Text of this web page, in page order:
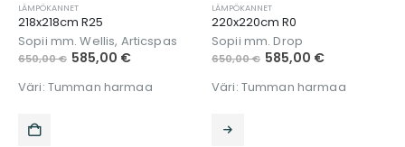
LÄMPÖKANNET
218x218cm R25
Sopii mm. Wellis, Articspas
650,00€ 585,00 €
Väri: Tumman harmaa
LÄMPÖKANNET
220x220cm R0
Sopii mm. Drop
650,00€ 585,00 €
Väri: Tumman harmaa